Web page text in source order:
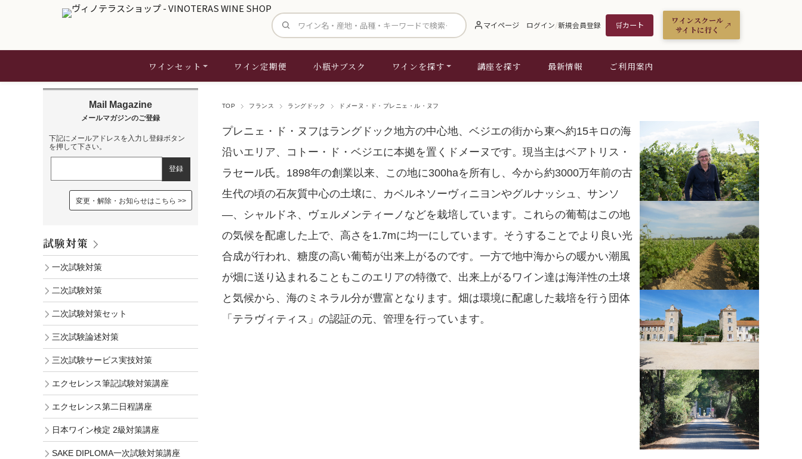
サイト内検索 マイページ ログイン/新規会員登録 🛒カート
ワインスクール
サイトに行く
ワインセット ワイン定期便 小瓶サブスク ワインを探す 講座を探す 最新情報 ご利用案内
TOP フランス ラングドック ドメーヌ・ド・プレニェ・ル・ヌフ
プレニェ・ド・ヌフはラングドック地方の中心地、ベジエの街から東へ約15キロの海
沿いエリア、コトー・ド・ベジエに本拠を置くドメーヌです。現当主はベアトリス・
ラセール氏。1898年の創業以来、この地に300haを所有し、今から約3000万年前の古
生代の頃の石灰質中心の土壌に、カベルネソーヴィニヨンやグルナッシュ、サンソ
―、シャルドネ、ヴェルメンティーノなどを栽培しています。これらの葡萄はこの地
の気候を配慮した上で、高さを1.7mに均一にしています。そうすることでより良い光
合成が行われ、糖度の高い葡萄が出来上がるのです。一方で地中海からの暖かい潮風
が畑に送り込まれることもこのエリアの特徴で、出来上がるワイン達は海洋性の土壌
と気候から、海のミネラル分が豊富となります。畑は環境に配慮した栽培を行う団体
「テラヴィティス」の認証の元、管理を行っています。
下記にメールアドレスを入力し登録ボタン
を押して下さい。
変更・解除・お知らせはこちら
試験対策
一次試験対策
二次試験対策
二次試験対策セット
三次試験論述対策
三次試験サービス実技対策
エクセレンス筆記試験対策講座
エクセレンス第二日程講座
日本ワイン検定 2級対策講座
SAKE DIPLOMA一次試験対策講座